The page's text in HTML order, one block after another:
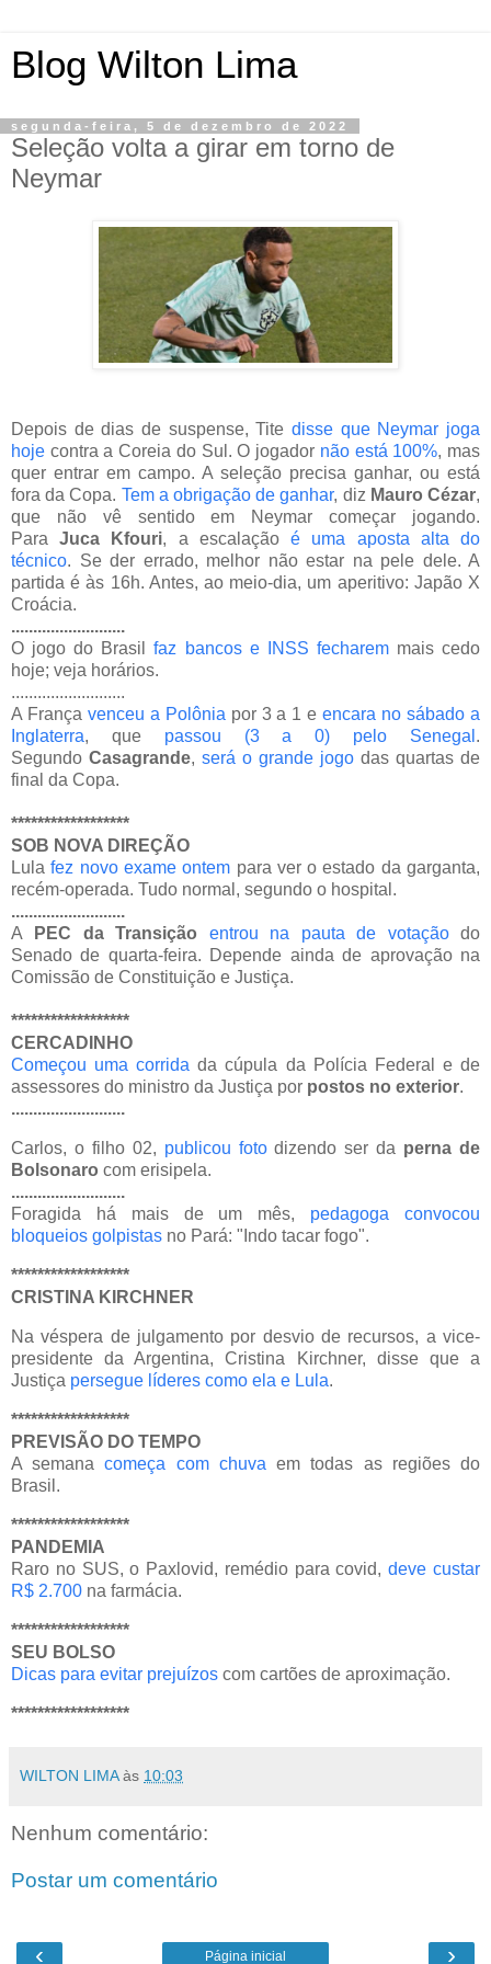
Blog Wilton Lima
segunda-feira, 5 de dezembro de 2022
Seleção volta a girar em torno de
Neymar
Depois de dias de suspense, Tite disse que Neymar joga
hoje contra a Coreia do Sul. O jogador não está 100%, mas
quer entrar em campo. A seleção precisa ganhar, ou está
fora da Copa. Tem a obrigação de ganhar, diz Mauro Cézar,
que não vê sentido em Neymar começar jogando.
ParaJuca Kfouri, a escalaçãoé uma aposta alta do
técnico. Se der errado, melhor não estar na pele dele. A
partida é às 16h. Antes, ao meio-dia, um aperitivo: Japão X
Croácia.
..........................
O jogo do Brasilfaz bancos e INSS fecharemmais cedo
hoje; veja horários.
..........................
A França venceu a Polônia por 3 a 1 eencara no sábado a
Inglaterra, que passou (3 a 0) pelo Senegal .
Segundo Casagrande, será o grande jogo das quartas de
final da Copa.
******************
SOB NOVA DIREÇÃO
Lulafez novo exame ontem para ver o estado da garganta,
recém-operada. Tudo normal, segundo o hospital.
..........................
A
PEC da Transição entrou na pauta de votaçãodo
Senado de quarta-feira. Depende ainda de aprovação na
Comissão de Constituição e Justiça.
******************
CERCADINHO
Começou uma corrida da cúpula da Polícia Federal e de
assessores do ministro da Justiça por postos no exterior.
..........................
Carlos, o filho 02, publicou fotodizendo ser da perna de
Bolsonaro com erisipela.
..........................
Foragida há mais de um mês, pedagoga convocou
bloqueios golpistas no Pará: "Indo tacar fogo".
******************
CRISTINA KIRCHNER
Na véspera de julgamento por desvio de recursos, a vice-
presidente da Argentina, Cristina Kirchner, disse que a
Justiça persegue líderes como ela e Lula.
******************
PREVISÃO DO TEMPO
A semanacomeça com chuva em todas as regiões do
Brasil.
******************
PANDEMIA
Raro no SUS, o Paxlovid, remédio para covid,deve custar
R$ 2.700 na farmácia.
******************
SEU BOLSO
Dicas para evitar prejuízos com cartões de aproximação.
******************
WILTON LIMA às 10:03
Nenhum comentário:
Postar um comentário
‹ ›
Página inicial